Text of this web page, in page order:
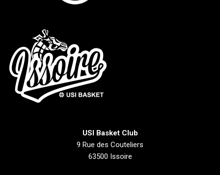
USI Basket Club
9 Rue des Couteliers
63500 Issoire